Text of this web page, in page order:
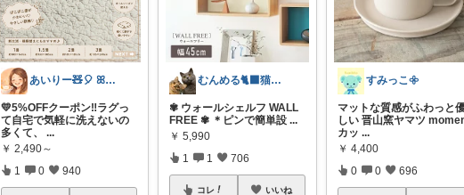
あいりー🧸🎈 ꕤ毎日を快適にꕤ
💛5%OFFクーポン‼️ラグっ
て自宅で気軽に洗えないの
多くて、
...
￥ 2,490～
1 0 940
むんめる🐈‍⬛猫と快適ライフ🐈朝コレ
✾ ウォールシェルフ WALL
FREE ✾ ＊ピンで簡単設 ...
￥ 5,990
1 1 706
コレ いいね
すみっこ𖧷
マットな質感がふわっと
しい 晋山窯ヤマツ
カッ ...
￥ 4,400
0 0 696